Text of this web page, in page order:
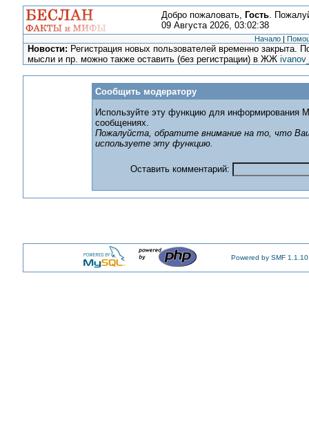
Добро пожаловать, Гость.
09 Августа 2026, 03:02:38
Начало |
Новости: Регистрация новых пользователей временно закрыта.
мысли и пр. можно также оставить (без регистрации) в ЖЖ
Сообщить модератору
Используйте эту функцию для информирования
сообщениях.
Пожалуйста, обратите внимание на то, что
используете эту функцию.
Оставить комментарий:
Powered by SMF 1.1.10